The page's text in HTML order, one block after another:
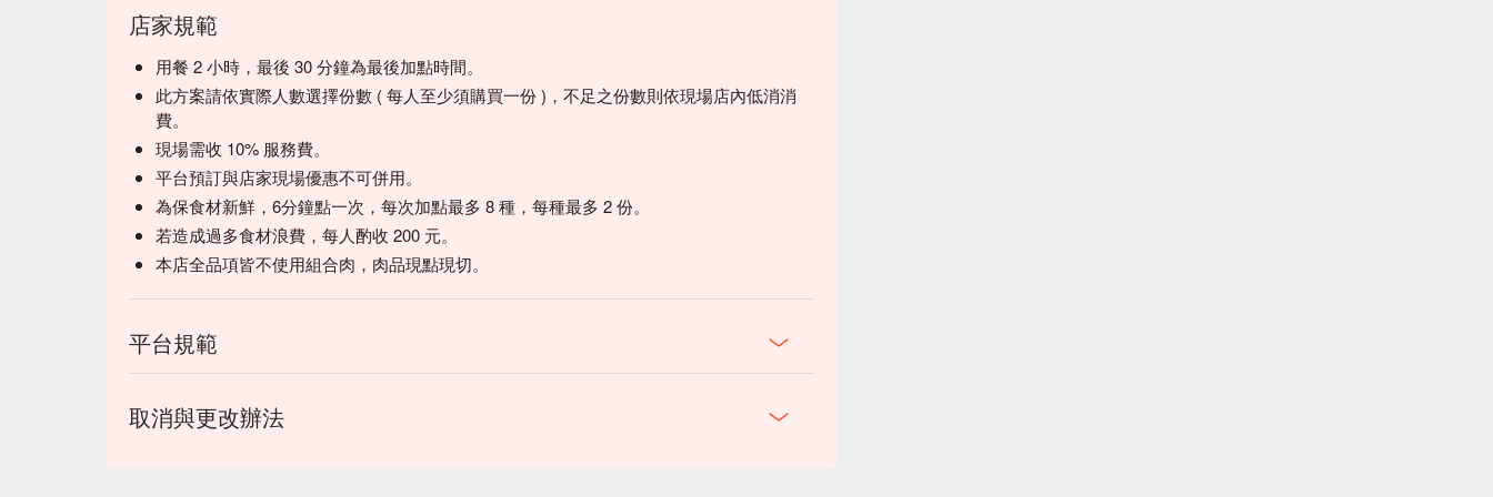
店家規範
用餐 2 小時，最後 30 分鐘為最後加點時間。
此方案請依實際人數選擇份數 ( 每人至少須購買一份 )，不足之份數則依現場店內低消消
費。
現場需收 10% 服務費。
平台預訂與店家現場優惠不可併用。
為保食材新鮮，6分鐘點一次，每次加點最多 8 種，每種最多 2 份。
若造成過多食材浪費，每人酌收 200 元。
本店全品項皆不使用組合肉，肉品現點現切。
平台規範
取消與更改辦法